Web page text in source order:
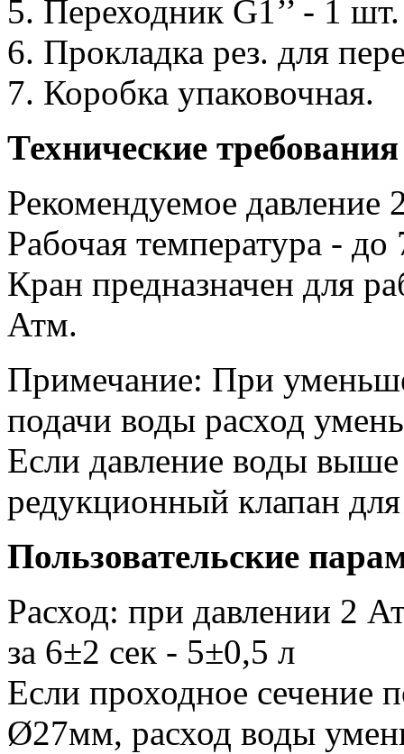
5. Переходник G1’’ - 1 шт.
6. Прокладка рез. для
7. Коробка упаковочная.
Технические требования
Рекомендуемое давление
Рабочая температура - до
Кран предназначен для
Атм.
Примечание: При
подачи воды расход
Если давление воды
редукционный клапан
Пользовательские
Расход: при давлении 2
за 6±2 сек - 5±0,5 л
Если проходное сечение
Ø27мм, расход воды